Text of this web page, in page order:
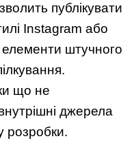
публікувати
Instagram або
штучного
що не
джерела
розробки.